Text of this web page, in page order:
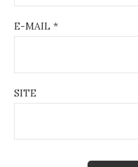
E-MAIL *
SITE